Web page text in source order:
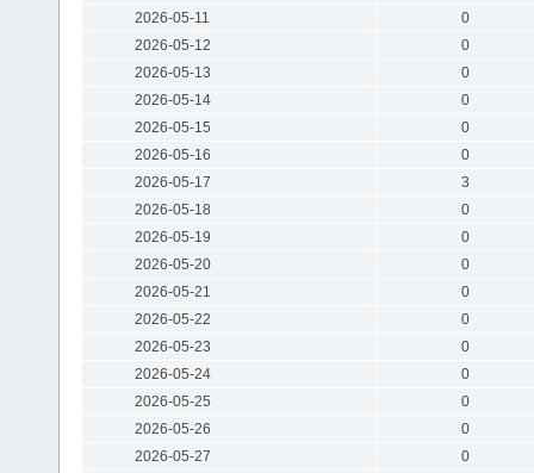
2026-05-11
0
2026-05-12
0
2026-05-13
0
2026-05-14
0
2026-05-15
0
2026-05-16
0
2026-05-17
3
2026-05-18
0
2026-05-19
0
2026-05-20
0
2026-05-21
0
2026-05-22
0
2026-05-23
0
2026-05-24
0
2026-05-25
0
2026-05-26
0
2026-05-27
0